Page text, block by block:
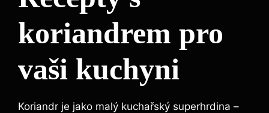
koriandrem pro
vaši kuchyni
Koriandr je jako malý kuchařský superhrdina –